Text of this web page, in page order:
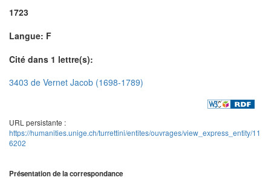
1723
Langue: F
Cité dans 1 lettre(s):
3403 de Vernet Jacob (1698-1789)
URL persistante :
https://humanities.unige.ch/turrettini/entites/ouvrages/view_express_entity/11
6202
Présentation de la correspondance